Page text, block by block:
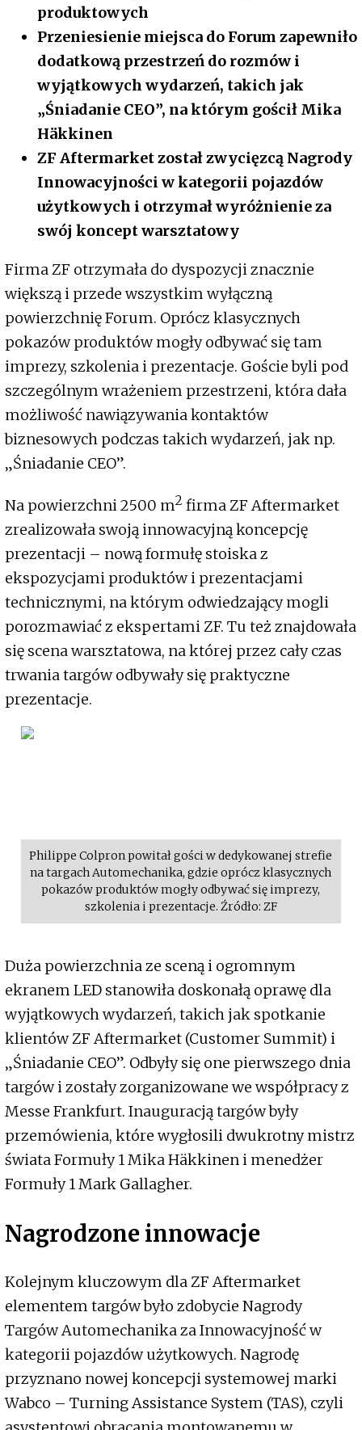
produktowych
Przeniesienie miejsca do Forum zapewniło
dodatkową przestrzeń do rozmów i
wyjątkowych wydarzeń, takich jak
„Śniadanie CEO”, na którym gościł Mika
Häkkinen
ZF Aftermarket został zwycięzcą Nagrody
Innowacyjności w kategorii pojazdów
użytkowych i otrzymał wyróżnienie za
swój koncept warsztatowy
Firma ZF otrzymała do dyspozycji znacznie
większą i przede wszystkim wyłączną
powierzchnię Forum. Oprócz klasycznych
pokazów produktów mogły odbywać się tam
imprezy, szkolenia i prezentacje. Goście byli pod
szczególnym wrażeniem przestrzeni, która dała
możliwość nawiązywania kontaktów
biznesowych podczas takich wydarzeń, jak np.
„Śniadanie CEO”.
Na powierzchni 2500 m2 firma ZF Aftermarket
zrealizowała swoją innowacyjną koncepcję
prezentacji – nową formułę stoiska z
ekspozycjami produktów i prezentacjami
technicznymi, na którym odwiedzający mogli
porozmawiać z ekspertami ZF. Tu też znajdowała
się scena warsztatowa, na której przez cały czas
trwania targów odbywały się praktyczne
prezentacje.
Philippe Colpron powitał gości w dedykowanej strefie
na targach Automecha­ni­ka, gdzie oprócz klasycznych
pokazów produktów mogły odbywać się imp­rezy,
szko­lenia i prezentacje. Źródło: ZF
Duża powierzchnia ze sceną i ogromnym
ekranem LED stanowiła doskonałą oprawę dla
wyjątkowych wydarzeń, takich jak spotkanie
klientów ZF Aftermarket (Customer Summit) i
„Śniadanie CEO”. Odbyły się one pierwszego dnia
targów i zostały zorganizowane we współpracy z
Messe Frankfurt. Inauguracją targów były
przemówienia, które wygłosili dwukrotny mistrz
świata Formuły 1 Mika Häkkinen i menedżer
Formuły 1 Mark Gallagher.
Nagrodzone innowacje
Kolejnym kluczowym dla ZF Aftermarket
elementem targów było zdobycie Nagrody
Targów Automechanika za Innowacyjność w
kategorii pojazdów użytkowych. Nagrodę
przyznano nowej koncepcji systemowej marki
Wabco – Turning Assistance System (TAS), czyli